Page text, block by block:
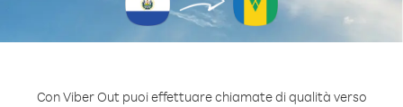
Con Viber Out puoi effettuare chiamate di qualità verso